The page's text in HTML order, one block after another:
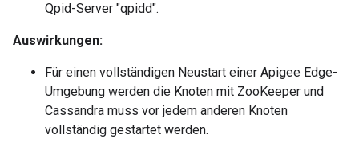
Qpid-Server "qpidd".
Auswirkungen:
Für einen vollständigen Neustart einer Apigee Edge-
Umgebung werden die Knoten mit ZooKeeper und
Cassandra muss vor jedem anderen Knoten
vollständig gestartet werden.